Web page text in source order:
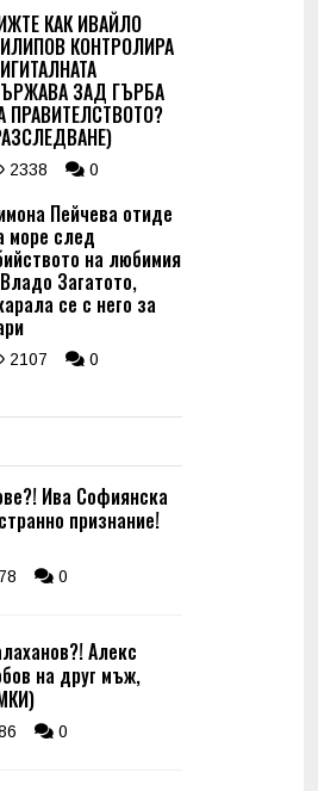
КАК ИВАЙЛО
КОНТРОЛИРА
ЗАД ГЪРБА
ПРАВИТЕЛСТВОТО?
2338 0
Пейчева отиде
море след
на любимия
Загатото,
се с него за
2107 0
Ива Софиянска
признание!
0
Алекс
на друг мъж,
0